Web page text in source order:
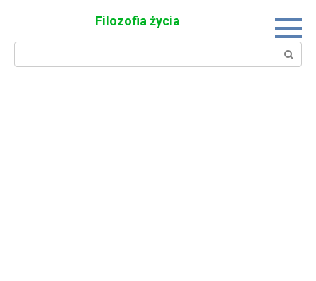
Filozofia życia
Search: